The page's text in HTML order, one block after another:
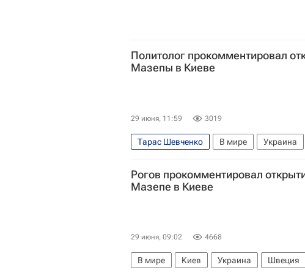
Политолог прокомментировал
Мазепы в Киеве
29 июня, 11:59 3019
Тарас Шевченко В мире Украина
Владимир Зеленский
Русская
Рогов прокомментировал
Мазепе в Киеве
29 июня, 09:02 4668
В мире Киев Украина Швеция